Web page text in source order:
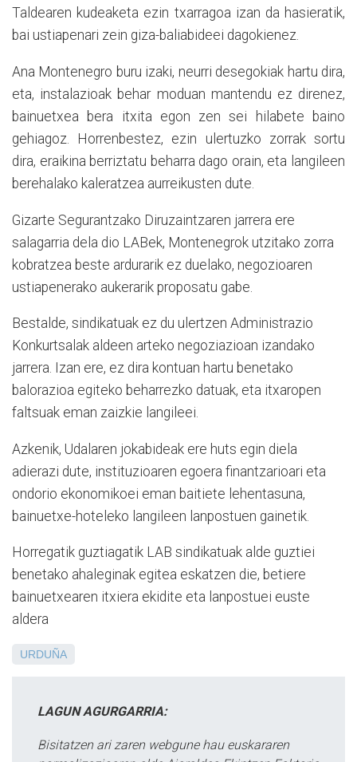
Taldearen kudeaketa ezin txarragoa izan da hasieratik,
bai ustiapenari zein giza-baliabideei dagokienez.
Ana Montenegro buru izaki, neurri desegokiak hartu dira,
eta, instalazioak behar moduan mantendu ez direnez,
bainuetxea bera itxita egon zen sei hilabete baino
gehiagoz. Horrenbestez, ezin ulertuzko zorrak sortu
dira, eraikina berriztatu beharra dago orain, eta langileen
berehalako kaleratzea aurreikusten dute.
Gizarte Segurantzako Diruzaintzaren jarrera ere
salagarria dela dio LABek, Montenegrok utzitako zorra
kobratzea beste ardurarik ez duelako, negozioaren
ustiapenerako aukerarik proposatu gabe.
Bestalde, sindikatuak ez du ulertzen Administrazio
Konkurtsalak aldeen arteko negoziazioan izandako
jarrera. Izan ere, ez dira kontuan hartu benetako
balorazioa egiteko beharrezko datuak, eta itxaropen
faltsuak eman zaizkie langileei.
Azkenik, Udalaren jokabideak ere huts egin diela
adierazi dute, instituzioaren egoera finantzarioari eta
ondorio ekonomikoei eman baitiete lehentasuna,
bainuetxe-hoteleko langileen lanpostuen gainetik.
Horregatik guztiagatik LAB sindikatuak alde guztiei
benetako ahaleginak egitea eskatzen die, betiere
bainuetxearen itxiera ekidite eta lanpostuei euste
aldera
URDUÑA
LAGUN AGURGARRIA:
Bisitatzen ari zaren webgune hau euskararen